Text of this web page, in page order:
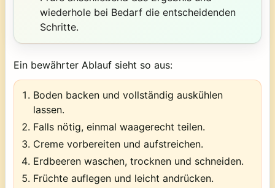
wiederhole bei Bedarf die entscheidenden
Schritte.
Ein bewährter Ablauf sieht so aus:
Boden backen und vollständig auskühlen
lassen.
Falls nötig, einmal waagerecht teilen.
Creme vorbereiten und aufstreichen.
Erdbeeren waschen, trocknen und schneiden.
Früchte auflegen und leicht andrücken.